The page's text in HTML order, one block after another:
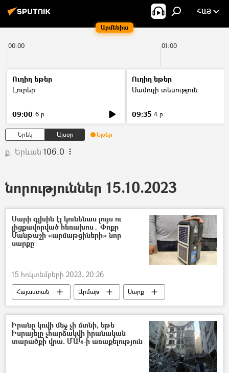
Արմենիա
ՀԱՅ
00:00 01:00
Ուղիղ եթեր
Լուրեր
09:00 6 ր
Ուղիղ եթեր
Մամուլի տեսություն
09:35 4 ր
Երեկ Այսօր Եթեր
ք. Երևան 106.0
նորություններ 15.10.2023
Սարի գլխին էլ կունենաս լույս ու
լիցքավորված հեռախոս․ Փոքր
Մանթաշի «արմաթցիների» նոր
սարքը
15 հոկտեմբերի 2023, 20:26
Հայաստան Արմաթ
Սարք
բջջային
Իրանը կռվի մեջ չի մտնի, եթե
Իսրայելը չհարձակվի իրանական
տարածքի վրա. ՄԱԿ-ի առաքելություն